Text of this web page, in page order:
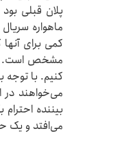
پلان قبلی
ماهواره
کمی برای
مشخص است.
کنیم. با توجه
می‌خواهند
بیننده
می‌افتد و یک